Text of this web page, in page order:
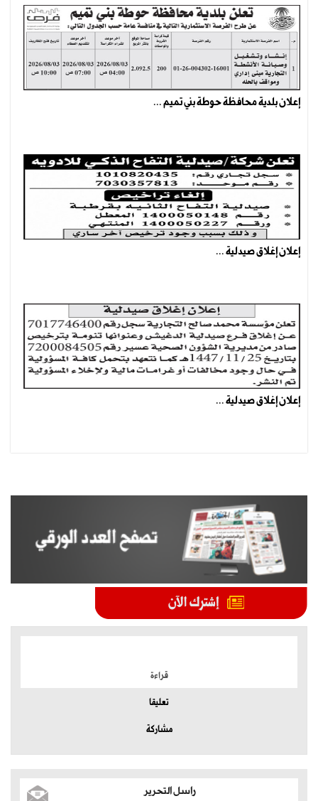
إعلان بلدية محافظة حوطة بني تميم ...
إعلان إغلاق صيدلية ...
إعلان إغلاق صيدلية ...
قراءة
تعليقا
مشاركة
راسل التحرير